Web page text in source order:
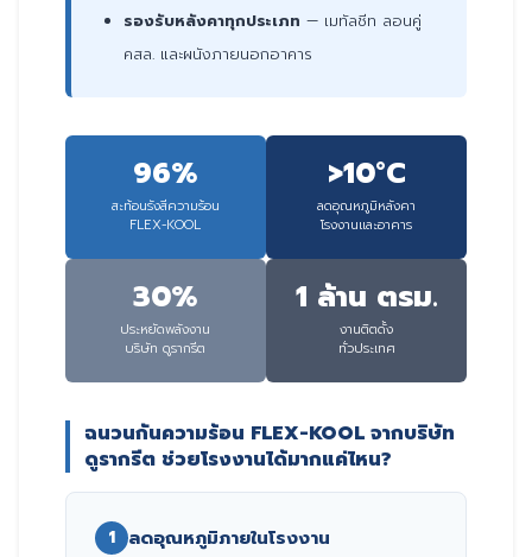
รองรับหลังคาทุกประเภท — เมทัลชีท ลอนคู่
คสล. และผนังภายนอกอาคาร
96%
สะท้อนรังสีความร้อน
FLEX-KOOL
>10°C
ลดอุณหภูมิหลังคา
โรงงานและอาคาร
30%
ประหยัดพลังงาน
บริษัท ดูรากรีต
1 ล้าน ตรม.
งานติตดั้ง
ทั่วประเทศ
ฉนวนกันความร้อน FLEX-KOOL จากบริษัท
ดูรากรีต ช่วยโรงงานได้มากแค่ไหน?
1 ลดอุณหภูมิภายในโรงงาน